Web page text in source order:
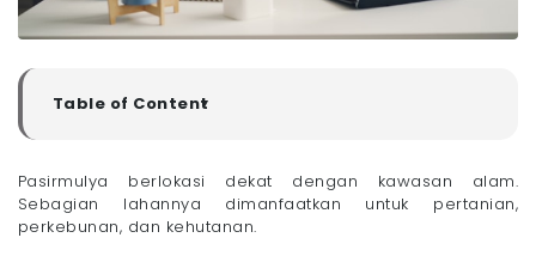
Table of Content
▼
- 1. Megavision
- 2. Corpnet
Pasirmulya berlokasi dekat dengan kawasan alam.
Sebagian lahannya dimanfaatkan untuk pertanian,
perkebunan, dan kehutanan.